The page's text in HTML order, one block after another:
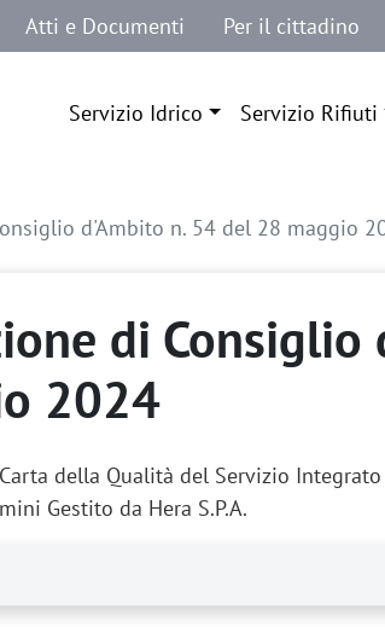
Atti e Documenti Per il cittadino
Navigazione
Servizio Idrico Servizio Rifiuti
d'Ambito n. 54 del 28 maggio
di
2024
della Qualità del Servizio
Gestito da Hera S.P.A.